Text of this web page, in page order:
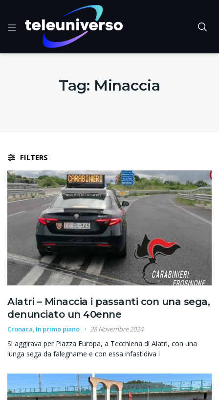
Tag: Minaccia
FILTERS
Alatri – Minaccia i passanti con una sega,
denunciato un 40enne
Cronaca, In primo piano 28 Novembre 2024
Si aggirava per Piazza Europa, a Tecchiena di Alatri, con una
lunga sega da falegname e con essa infastidiva i